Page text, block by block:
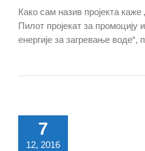
Како сам назив пројекта
Пилот пројекат за промоцију
енергије за загревање воде“,
7
12, 2016